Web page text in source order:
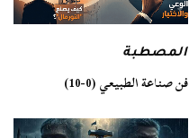
المصطبة
فن صناعة الطبيعي (0-10)